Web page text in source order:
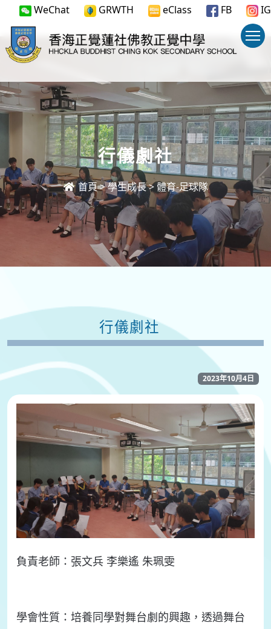
WeChat GRWTH eClass FB IG
行儀劇社
首頁>學生成長> 體育-足球隊
行儀劇社
2023年10月4日
負責老師： 張文兵 李樂遙 朱珮雯
學會性質： 培養同學對舞台劇的興趣，透過舞台